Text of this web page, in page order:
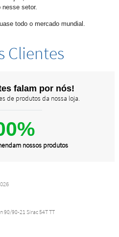
setor.
todo o mercado mundial.
Clientes
falam por nós!
de produtos da nossa loja.
nossos produtos
90/90-21 Sirac 54T TT